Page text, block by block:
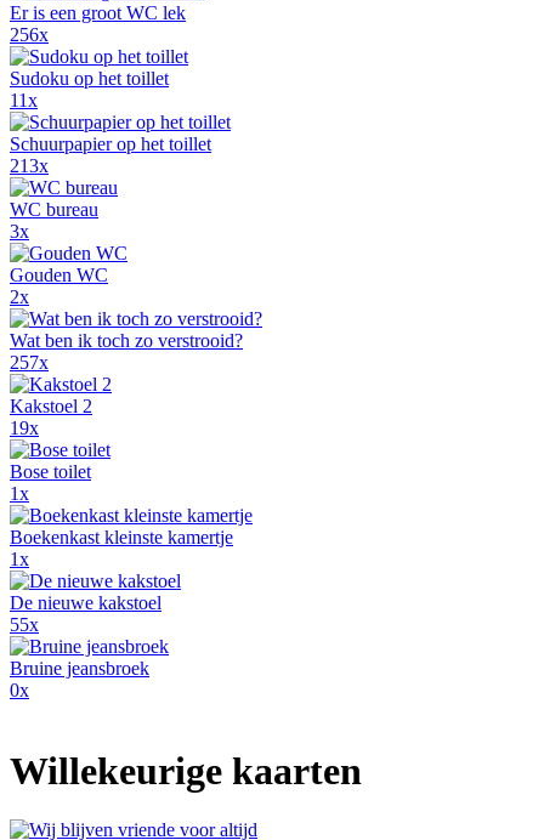
Er is een groot WC lek
256x
Sudoku op het toillet
11x
Schuurpapier op het toillet
213x
WC bureau
3x
Gouden WC
2x
Wat ben ik toch zo verstrooid?
257x
Kakstoel 2
19x
Bose toilet
1x
Boekenkast kleinste kamertje
1x
De nieuwe kakstoel
55x
Bruine jeansbroek
0x
Willekeurige kaarten